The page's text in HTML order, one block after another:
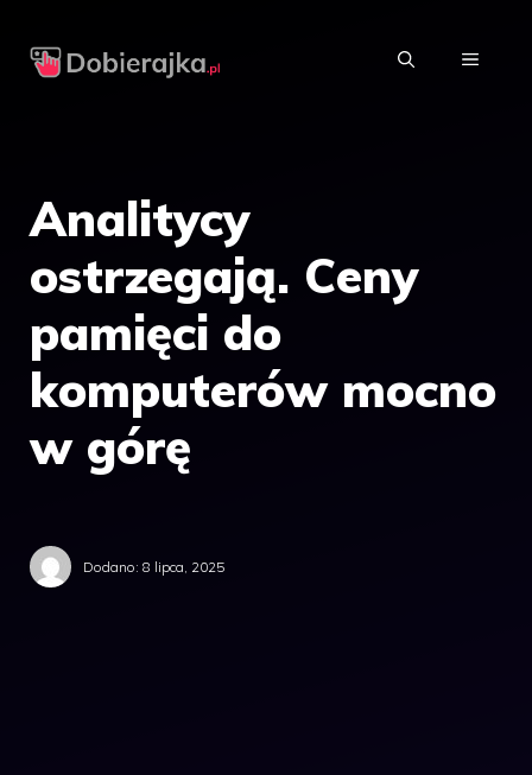
MENU
Analitycy
ostrzegają. Ceny
pamięci do
komputerów mocno
w górę
Dodano: 8 lipca, 2025